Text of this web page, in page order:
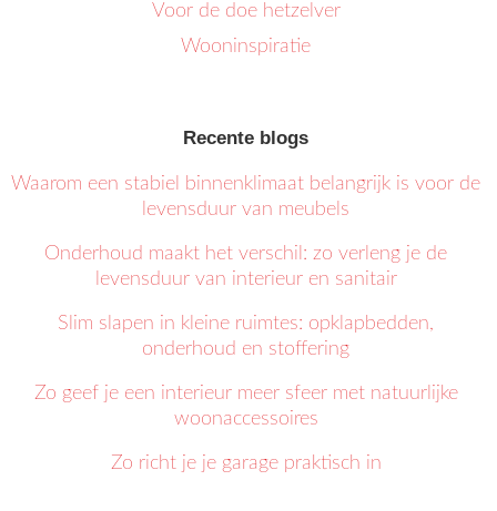
Voor de doe hetzelver
Wooninspiratie
Recente blogs
Waarom een stabiel binnenklimaat belangrijk is voor de
levensduur van meubels
Onderhoud maakt het verschil: zo verleng je de
levensduur van interieur en sanitair
Slim slapen in kleine ruimtes: opklapbedden,
onderhoud en stoffering
Zo geef je een interieur meer sfeer met natuurlijke
woonaccessoires
Zo richt je je garage praktisch in